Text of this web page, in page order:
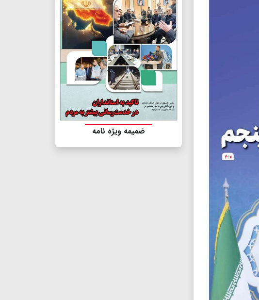
ضمیمه ویژه نامه